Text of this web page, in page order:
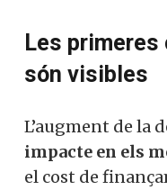
Les
són visibles
L’augment de la
impacte en els
el cost de